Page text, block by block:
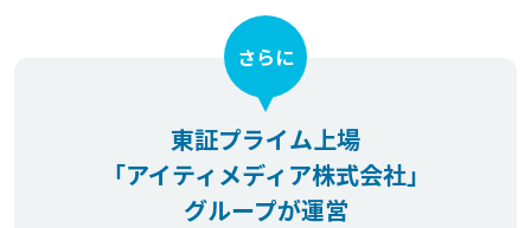
東証プライム上場
「アイティメディア株式会社」
グループが運営
さらに